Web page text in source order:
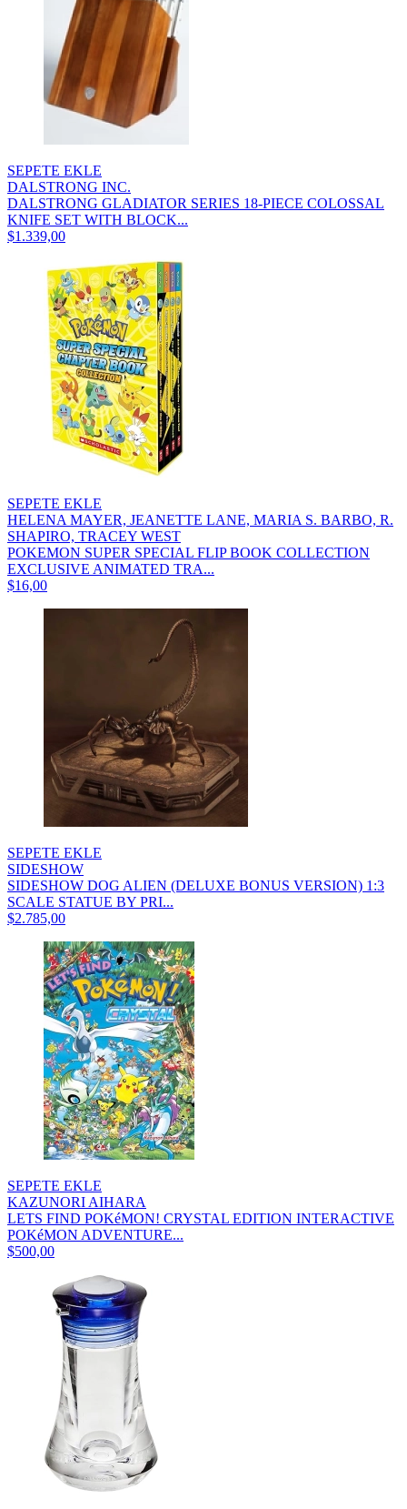
SEPETE EKLE
DALSTRONG INC.
DALSTRONG GLADIATOR SERIES 18-PIECE COLOSSAL
KNIFE SET WITH BLOCK...
$1.339,00
SEPETE EKLE
HELENA MAYER, JEANETTE LANE, MARIA S. BARBO, R.
SHAPIRO, TRACEY WEST
POKEMON SUPER SPECIAL FLIP BOOK COLLECTION
EXCLUSIVE ANIMATED TRA...
$16,00
SEPETE EKLE
SIDESHOW
SIDESHOW DOG ALIEN (DELUXE BONUS VERSION) 1:3
SCALE STATUE BY PRI...
$2.785,00
SEPETE EKLE
KAZUNORI AIHARA
LETS FIND POKéMON! CRYSTAL EDITION INTERACTIVE
POKéMON ADVENTURE...
$500,00